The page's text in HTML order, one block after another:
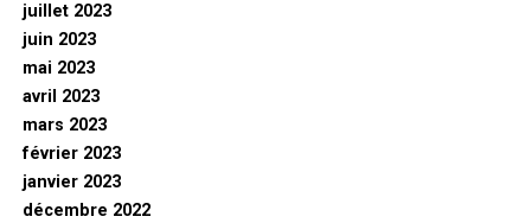
juillet 2023
juin 2023
mai 2023
avril 2023
mars 2023
février 2023
janvier 2023
décembre 2022